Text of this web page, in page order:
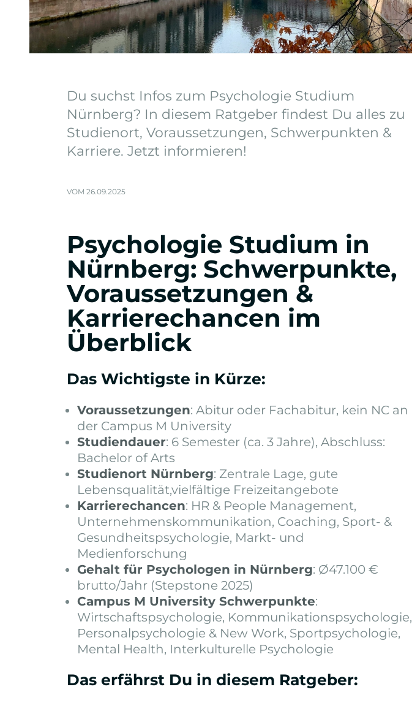
Du suchst Infos zum Psychologie Studium
Nürnberg? In diesem Ratgeber findest Du alles zu
Studienort, Voraussetzungen, Schwerpunkten &
Karriere. Jetzt informieren!
VOM 26.09.2025
Psychologie Studium in
Nürnberg: Schwerpunkte,
Voraussetzungen &
Karrierechancen im
Überblick
Das Wichtigste in Kürze:
Voraussetzungen: Abitur oder Fachabitur, kein NC an
der Campus M University
Studiendauer: 6 Semester (ca. 3 Jahre), Abschluss:
Bachelor of Arts
Studienort Nürnberg: Zentrale Lage, gute
Lebensqualität,vielfältige Freizeitangebote
Karrierechancen: HR & People Management,
Unternehmenskommunikation, Coaching, Sport- &
Gesundheitspsychologie, Markt- und
Medienforschung
Gehalt für Psychologen in Nürnberg: Ø47.100 €
brutto/Jahr (Stepstone 2025)
Campus M University Schwerpunkte:
Wirtschaftspsychologie, Kommunikationspsychologie,
Personalpsychologie & New Work, Sportpsychologie,
Mental Health, Interkulturelle Psychologie
Das erfährst Du in diesem Ratgeber: